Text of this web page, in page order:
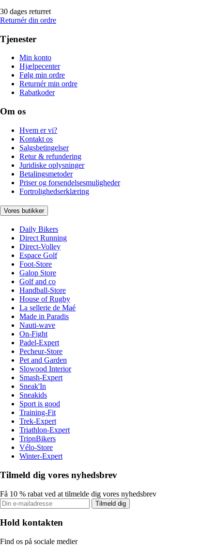
30 dages returret
Returnér din ordre
Tjenester
Min konto
Hjælpecenter
Følg min ordre
Returnér min ordre
Rabatkoder
Om os
Hvem er vi?
Kontakt os
Salgsbetingelser
Retur & refundering
Juridiske oplysninger
Betalingsmetoder
Priser og forsendelsesmuligheder
Fortrolighedserklæring
Vores butikker
Daily Bikers
Direct Running
Direct-Volley
Espace Golf
Foot-Store
Galop Store
Golf and co
Handball-Store
House of Rugby
La sellerie de Maé
Made in Paradis
Nauti-wave
On-Fight
Padel-Expert
Pecheur-Store
Pet and Garden
Slowood Interior
Smash-Expert
Sneak'In
Sneakids
Sport is good
Training-Fit
Trek-Expert
Triathlon-Expert
TripnBikers
Vélo-Store
Winter-Expert
Tilmeld dig vores nyhedsbrev
Få 10 % rabat ved at tilmelde dig vores nyhedsbrev
Tilmeld dig
Hold kontakten
Find os på sociale medier